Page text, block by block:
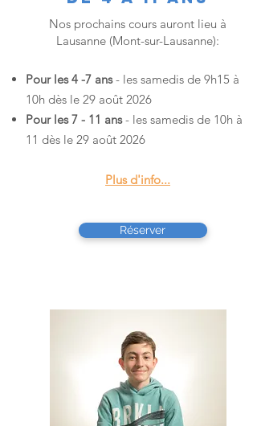
​Nos prochains cours auront lieu à
Lausanne (Mont-sur-Lausanne):
Pour les 4 -7 ans- les samedis de 9h15 à
10h dès le 29 août 2026
Pour les 7 - 11 ans- les samedis de 10h à
11 dès le 29 août 2026
Plus d'info...
Réserver